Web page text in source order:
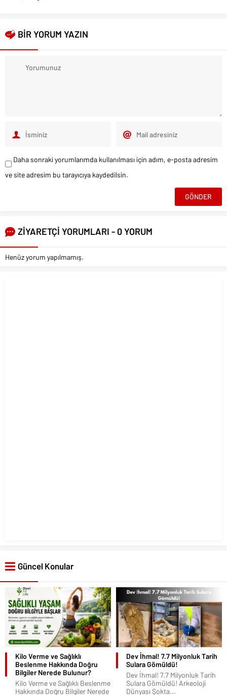
BİR YORUM YAZIN
Daha sonraki yorumlarımda kullanılması için adım, e-posta adresim
ve site adresim bu tarayıcıya kaydedilsin.
ZİYARETÇİ YORUMLARI - 0 YORUM
Henüz yorum yapılmamış.
Güncel Konular
Kilo Verme ve Sağlıklı
Beslenme Hakkında Doğru
Bilgiler Nerede Bulunur?
Kilo Verme ve Sağlıklı Beslenme
Hakkında Doğru Bilgiler Nerede
Dev İhmal! 7.7 Milyonluk Tarih
Sulara Gömüldü!
Dev İhmal! 7.7 Milyonluk Tarih
Sulara Gömüldü! Arkeoloji
Dünyası Şokta...